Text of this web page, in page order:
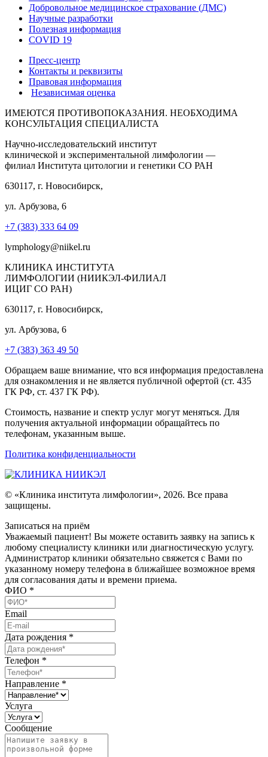
Добровольное медицинское страхование (ДМС)
Научные разработки
Полезная информация
COVID 19
Пресс-центр
Контакты и реквизиты
Правовая информация
Независимая оценка
ИМЕЮТСЯ ПРОТИВОПОКАЗАНИЯ. НЕОБХОДИМА
КОНСУЛЬТАЦИЯ СПЕЦИАЛИСТА
Научно-исследовательский институт
клинической и экспериментальной лимфологии —
филиал Института цитологии и генетики СО РАН
630117, г. Новосибирск,
ул. Арбузова, 6
+7 (383) 333 64 09
lymphology@niikel.ru
КЛИНИКА ИНСТИТУТА
ЛИМФОЛОГИИ (НИИКЭЛ-ФИЛИАЛ
ИЦИГ СО РАН)
630117, г. Новосибирск,
ул. Арбузова, 6
+7 (383) 363 49 50
Обращаем ваше внимание, что вся информация предоставлена
для ознакомления и не является публичной офертой (ст. 435
ГК РФ, ст. 437 ГК РФ).
Стоимость, название и спектр услуг могут меняться. Для
получения актуальной информации обращайтесь по
телефонам, указанным выше.
Политика конфиденциальности
© «Клиника института лимфологии», 2026. Все права
защищены.
Записаться на приём
Уважаемый пациент! Вы можете оставить заявку на запись к
любому специалисту клиники или диагностическую услугу.
Администратор клиники обязательно свяжется с Вами по
указанному номеру телефона в ближайшее возможное время
для согласования даты и времени приема.
ФИО *
Email
Дата рождения *
Телефон *
Направление *
Услуга
Сообщение